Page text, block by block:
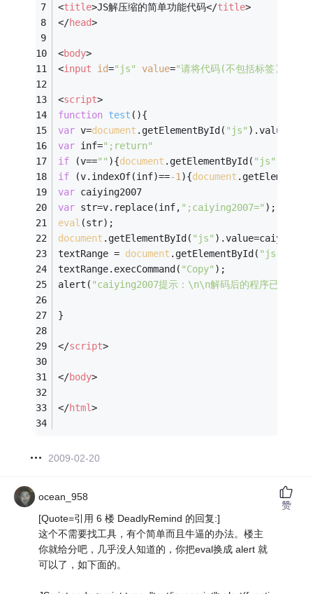
<title>JS解压缩的简单功能代码</title>
</head>
<body>
<input id="js" value="请将代码(不包括标签)复制于
<script>
function test ( ){
var v=document .getElementById( "js" ).value
var inf=";return"
if (v=="" ){document .getElementById( "js"
if (v.indexOf(inf)==-1 ){document
var caiying2007
var str=v.replace(inf, ";caiying2007=" );
eval (str);
document .getElementById( "js"
textRange = document .getElementById( "js"
textRange.execCommand( "Copy" );
alert( "caiying2007提示：\n\n解码后的程序已经复制
}
</script>
</body>
</html>
2009-02-20
ocean_958
[Quote=引用 6 楼 DeadlyRemind 的回复:]
这个不需要找工具，有个简单而且牛逼的办法。楼主
你就给分吧，几乎没人知道的，你把eval换成 alert 就
可以了，如下面的。
赞